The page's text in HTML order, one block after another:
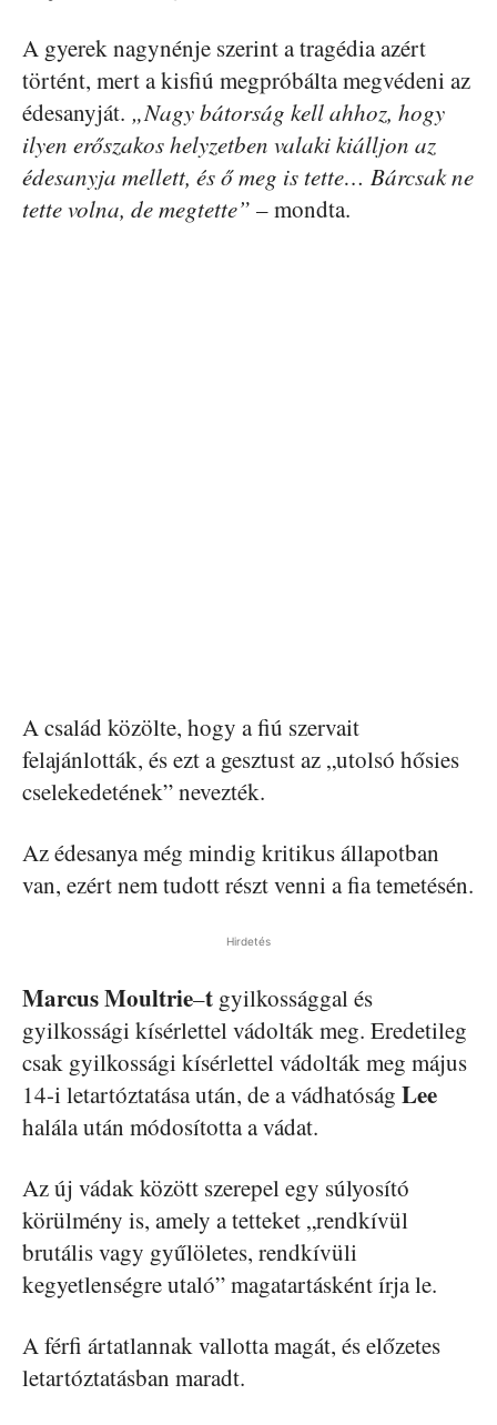
A gyerek nagynénje szerint a tragédia azért
történt, mert a kisfiú megpróbálta megvédeni az
édesanyját. „Nagy bátorság kell ahhoz, hogy
ilyen erőszakos helyzetben valaki kiálljon az
édesanyja mellett, és ő meg is tette… Bárcsak ne
tette volna, de megtette” – mondta.
A család közölte, hogy a fiú szervait
felajánlották, és ezt a gesztust az „utolsó hősies
cselekedetének” nevezték.
Az édesanya még mindig kritikus állapotban
van, ezért nem tudott részt venni a fia temetésén.
Hirdetés
MarcusMoultrie–t gyilkossággal és
gyilkossági kísérlettel vádolták meg. Eredetileg
csak gyilkossági kísérlettel vádolták meg május
14-i letartóztatása után, de a vádhatóság Lee
halála után módosította a vádat.
Az új vádak között szerepel egy súlyosító
körülmény is, amely a tetteket „rendkívül
brutális vagy gyűlöletes, rendkívüli
kegyetlenségre utaló” magatartásként írja le.
A férfi ártatlannak vallotta magát, és előzetes
letartóztatásban maradt.